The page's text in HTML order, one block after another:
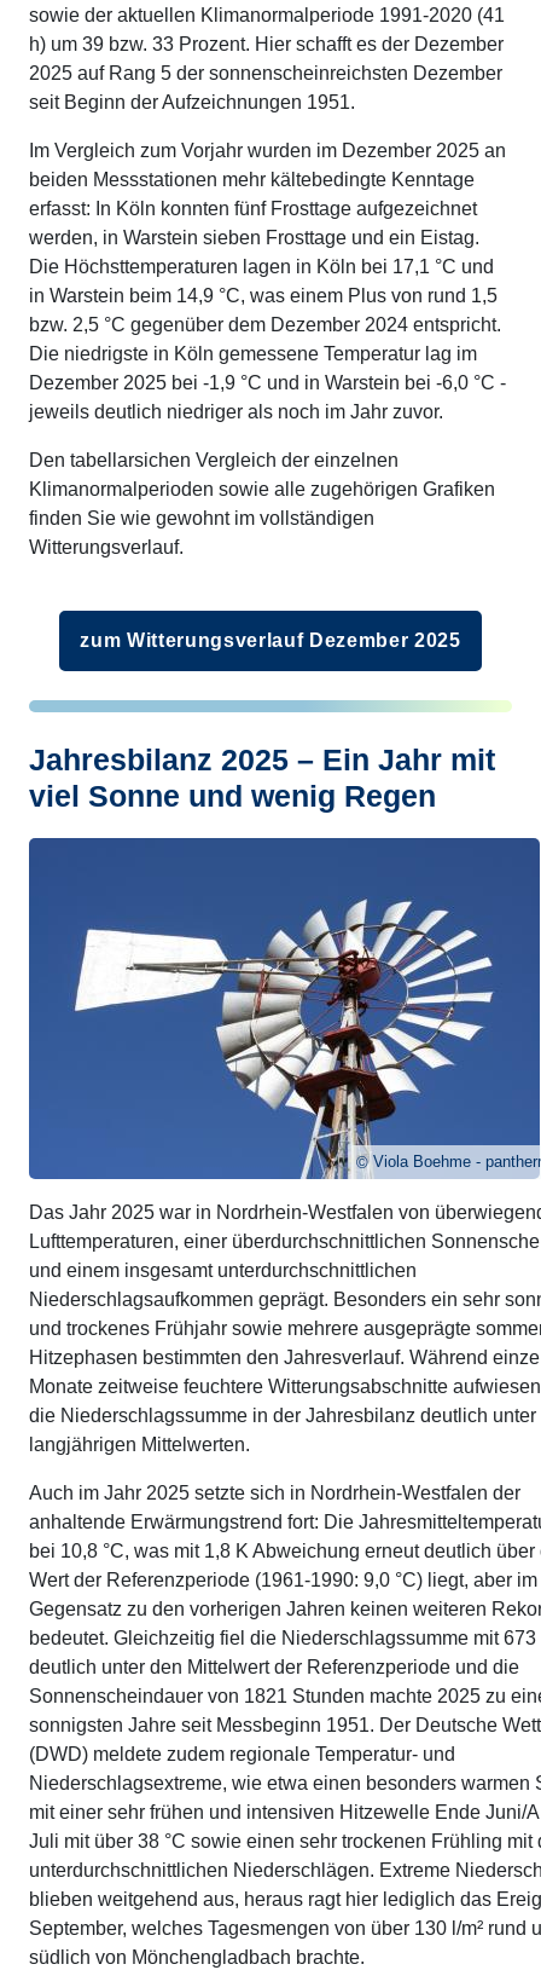
sowie der aktuellen Klimanormalperiode 1991-2020 (41
h) um 39 bzw. 33 Prozent. Hier schafft es der Dezember
2025 auf Rang 5 der sonnenscheinreichsten Dezember
seit Beginn der Aufzeichnungen 1951.
Im Vergleich zum Vorjahr wurden im Dezember 2025 an
beiden Messstationen mehr kältebedingte Kenntage
erfasst: In Köln konnten fünf Frosttage aufgezeichnet
werden, in Warstein sieben Frosttage und ein Eistag.
Die Höchsttemperaturen lagen in Köln bei 17,1 °C und
in Warstein beim 14,9 °C, was einem Plus von rund 1,5
bzw. 2,5 °C gegenüber dem Dezember 2024 entspricht.
Die niedrigste in Köln gemessene Temperatur lag im
Dezember 2025 bei -1,9 °C und in Warstein bei -6,0 °C -
jeweils deutlich niedriger als noch im Jahr zuvor.
Den tabellarsichen Vergleich der einzelnen
Klimanormalperioden sowie alle zugehörigen Grafiken
finden Sie wie gewohnt im vollständigen
Witterungsverlauf.
zum Witterungsverlauf Dezember 2025
Jahresbilanz 2025 – Ein Jahr mit
viel Sonne und wenig Regen
Viola Boehme -
Das Jahr 2025 war in Nordrhein-Westfalen von
Lufttemperaturen, einer überdurchschnittlichen
und einem insgesamt unterdurchschnittlichen
Niederschlagsaufkommen geprägt. Besonders ein sehr
und trockenes Frühjahr sowie mehrere ausgeprägte
Hitzephasen bestimmten den Jahresverlauf. Während
Monate zeitweise feuchtere Witterungsabschnitte
die Niederschlagssumme in der Jahresbilanz deutlich unter
langjährigen Mittelwerten.
Auch im Jahr 2025 setzte sich in Nordrhein-Westfalen der
anhaltende Erwärmungstrend fort: Die
bei 10,8 °C, was mit 1,8 K Abweichung erneut deutlich über
Wert der Referenzperiode (1961-1990: 9,0 °C) liegt, aber im
Gegensatz zu den vorherigen Jahren keinen weiteren
bedeutet. Gleichzeitig fiel die Niederschlagssumme mit 673
deutlich unter den Mittelwert der Referenzperiode und die
Sonnenscheindauer von 1821 Stunden machte 2025 zu
sonnigsten Jahre seit Messbeginn 1951. Der Deutsche
(DWD) meldete zudem regionale Temperatur- und
Niederschlagsextreme, wie etwa einen besonders warmen
mit einer sehr frühen und intensiven Hitzewelle Ende Juni/
Juli mit über 38 °C sowie einen sehr trockenen Frühling mit
unterdurchschnittlichen Niederschlägen. Extreme
blieben weitgehend aus, heraus ragt hier lediglich das
September, welches Tagesmengen von über 130 l/m² rund
südlich von Mönchengladbach brachte.